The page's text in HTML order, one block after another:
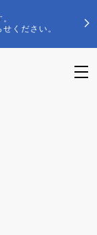
ください。